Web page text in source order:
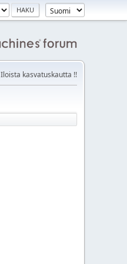
Iloista kasvatuskautta !!